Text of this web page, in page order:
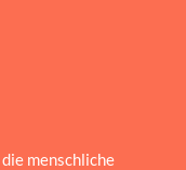
die menschliche